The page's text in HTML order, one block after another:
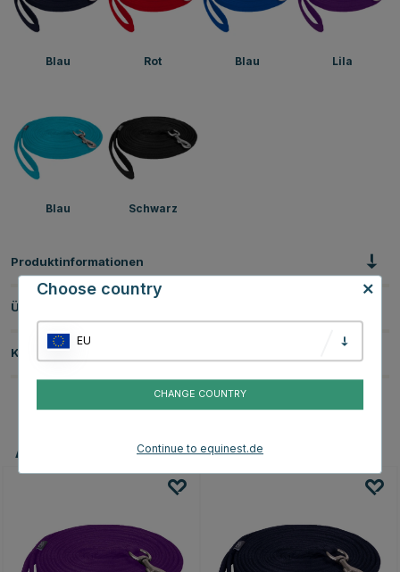
Blau Rot Blau Lila
Blau Schwarz
Produktinformationen
Über die Marke
Kundenbewertungen
Andere Produkte, die Ihnen gefallen könnten
Choose country
EU
CHANGE COUNTRY
Continue to equinest.de